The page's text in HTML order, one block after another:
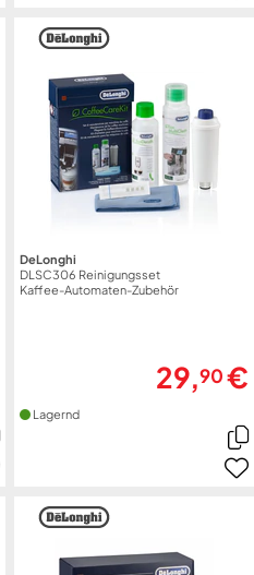
DeLonghi
DLSC306 Reinigungsset
Kaffee-Automaten-Zubehör
29,90€
Lagernd